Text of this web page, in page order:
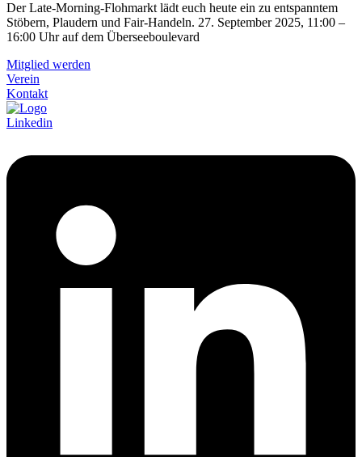
Der Late‑Morning‑Flohmarkt lädt euch heute ein zu entspanntem
Stöbern, Plaudern und Fair‑Handeln. 27. September 2025, 11:00 –
16:00 Uhr auf dem Überseeboulevard
Mitglied werden
Verein
Kontakt
Linkedin